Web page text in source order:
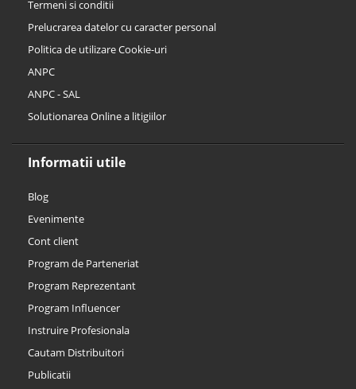
Termeni si conditii
Prelucrarea datelor cu caracter personal
Politica de utilizare Cookie-uri
ANPC
ANPC - SAL
Solutionarea Online a litigiilor
Informatii utile
Blog
Evenimente
Cont client
Program de Parteneriat
Program Reprezentant
Program Influencer
Instruire Profesionala
Cautam Distribuitori
Publicatii